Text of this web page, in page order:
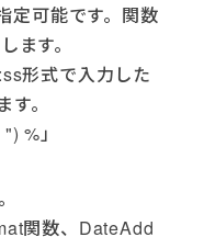
定可能です。関数
ます。
形式で入力した
。
%」
関数、DateAdd